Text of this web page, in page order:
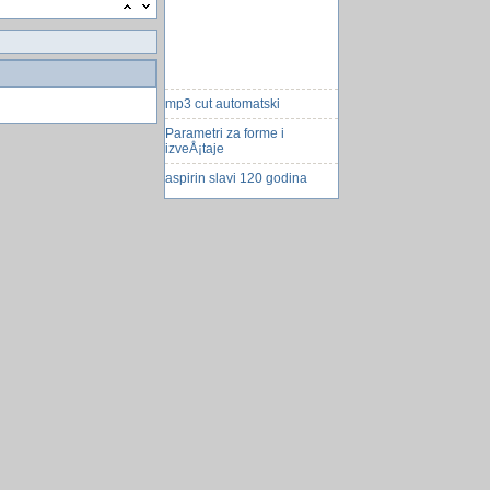
mp3 cut automatski
Parametri za forme i
izveÅ¡taje
aspirin slavi 120 godina
Access i Regional settings